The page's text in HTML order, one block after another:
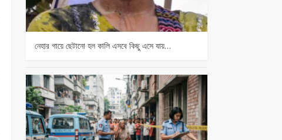
নেহার গায়ে ছেটানো হল কালি এসবে কিছু এসে যায়…